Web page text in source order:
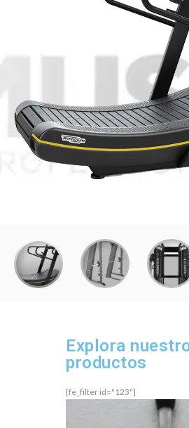
Explora
productos
[fe_filter id="123"]